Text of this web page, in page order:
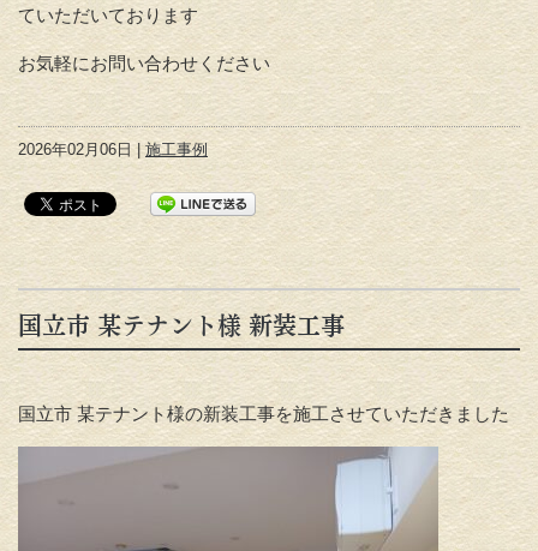
ていただいております
お気軽にお問い合わせください
2026年02月06日 |施工事例
国立市 某テナント様 新装工事
国立市 某テナント様の新装工事を施工させていただきました